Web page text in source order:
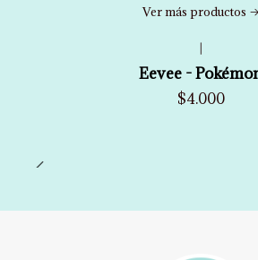
Ver más productos
Eevee -
$4.000